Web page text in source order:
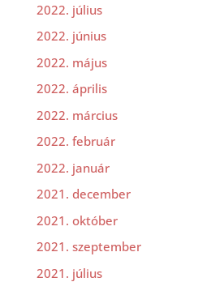
2022. július
2022. június
2022. május
2022. április
2022. március
2022. február
2022. január
2021. december
2021. október
2021. szeptember
2021. július